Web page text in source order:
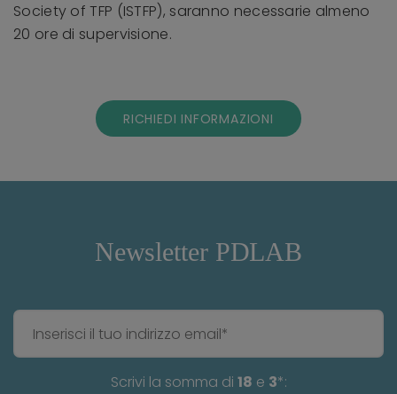
Society of TFP (ISTFP), saranno necessarie almeno
20 ore di supervisione.
RICHIEDI INFORMAZIONI
Newsletter PDLAB
Scrivi la somma di 18 e 3*: